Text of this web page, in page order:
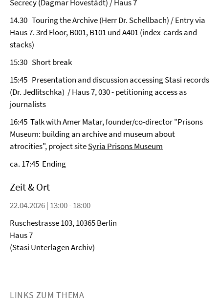
Secrecy (Dagmar Hovestädt) / Haus 7
14.30 Touring the Archive (Herr Dr. Schellbach) / Entry via
Haus 7. 3rd Floor, B001, B101 und A401 (index-cards and
stacks)
15:30 Short break
15:45 Presentation and discussion accessing Stasi records
(Dr. Jedlitschka) / Haus 7, 030 - petitioning access as
journalists
16:45 Talk with Amer Matar, founder/co-director "Prisons
Museum: building an archive and museum about
atrocities", project siteSyria Prisons Museum
ca. 17:45 Ending
Zeit & Ort
22.04.2026 | 13:00 - 18:00
Ruschestrasse 103, 10365 Berlin
Haus 7
(Stasi Unterlagen Archiv)
LINKS ZUM THEMA